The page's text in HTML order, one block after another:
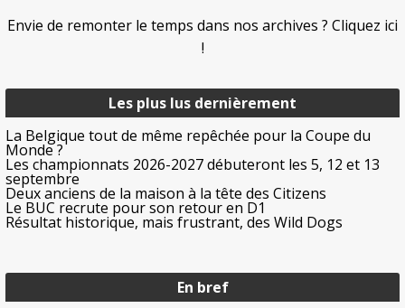
Les plus lus dernièrement
La Belgique tout de même repêchée pour la Coupe du
Monde ?
Les championnats 2026-2027 débuteront les 5, 12 et 13
septembre
Deux anciens de la maison à la tête des Citizens
Le BUC recrute pour son retour en D1
Résultat historique, mais frustrant, des Wild Dogs
Envie de remonter le temps dans nos archives ? Cliquez ici
!
En bref